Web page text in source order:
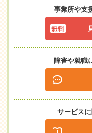
事業所や支
障害や就職
サービス